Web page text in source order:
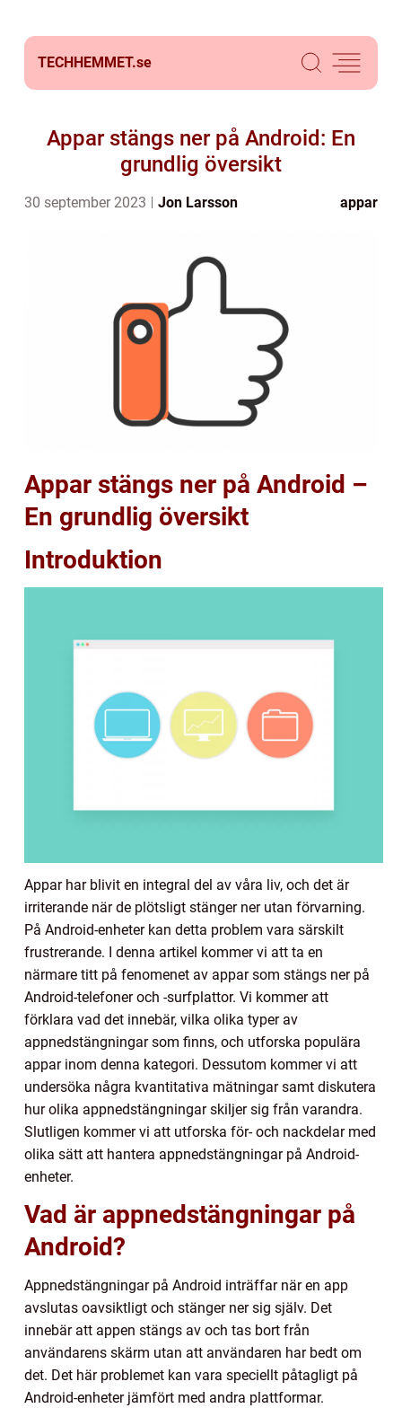
TECHHEMMET.se
Appar stängs ner på Android: En
grundlig översikt
30 september 2023 Jon Larsson appar
Appar stängs ner på Android –
En grundlig översikt
Introduktion
Appar har blivit en integral del av våra liv, och det är
irriterande när de plötsligt stänger ner utan förvarning.
På Android-enheter kan detta problem vara särskilt
frustrerande. I denna artikel kommer vi att ta en
närmare titt på fenomenet av appar som stängs ner på
Android-telefoner och -surfplattor. Vi kommer att
förklara vad det innebär, vilka olika typer av
appnedstängningar som finns, och utforska populära
appar inom denna kategori. Dessutom kommer vi att
undersöka några kvantitativa mätningar samt diskutera
hur olika appnedstängningar skiljer sig från varandra.
Slutligen kommer vi att utforska för- och nackdelar med
olika sätt att hantera appnedstängningar på Android-
enheter.
Vad är appnedstängningar på
Android?
Appnedstängningar på Android inträffar när en app
avslutas oavsiktligt och stänger ner sig själv. Det
innebär att appen stängs av och tas bort från
användarens skärm utan att användaren har bedt om
det. Det här problemet kan vara speciellt påtagligt på
Android-enheter jämfört med andra plattformar.